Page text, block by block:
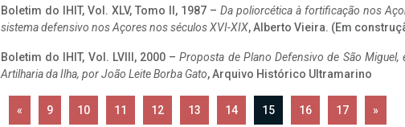
Boletim do IHIT, Vol. XLV, Tomo II, 1987 – Da poliorcética à fortificação nos
sistema defensivo nos Açores nos séculos XVI-XIX, Alberto Vieira. (Em
Boletim do IHIT, Vol. LVIII, 2000 –Proposta de Plano Defensivo de São Miguel,
Artilharia da Ilha, por João Leite Borba Gato, Arquivo Histórico Ultramarino
« 9 10 11 12 13 14 15 16 17 »